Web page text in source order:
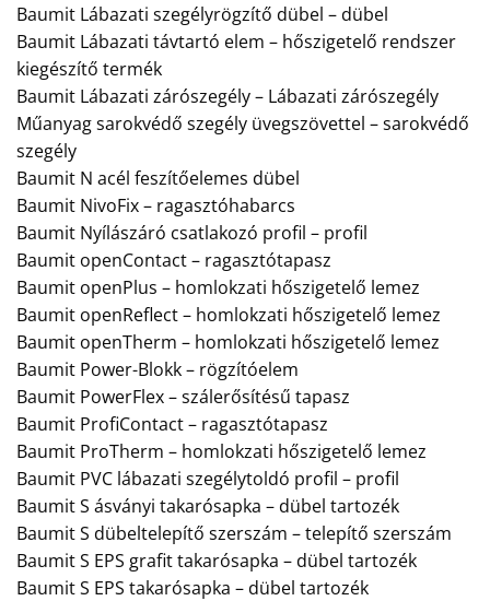
Baumit Lábazati szegélyrögzítő dübel – dübel
Baumit Lábazati távtartó elem – hőszigetelő rendszer
kiegészítő termék
Baumit Lábazati zárószegély – Lábazati zárószegély
Műanyag sarokvédő szegély üvegszövettel – sarokvédő
szegély
Baumit N acél feszítőelemes dübel
Baumit NivoFix – ragasztóhabarcs
Baumit Nyílászáró csatlakozó profil – profil
Baumit openContact – ragasztótapasz
Baumit openPlus – homlokzati hőszigetelő lemez
Baumit openReflect – homlokzati hőszigetelő lemez
Baumit openTherm – homlokzati hőszigetelő lemez
Baumit Power-Blokk – rögzítóelem
Baumit PowerFlex – szálerősítésű tapasz
Baumit ProfiContact – ragasztótapasz
Baumit ProTherm – homlokzati hőszigetelő lemez
Baumit PVC lábazati szegélytoldó profil – profil
Baumit S ásványi takarósapka – dübel tartozék
Baumit S dübeltelepítő szerszám – telepítő szerszám
Baumit S EPS grafit takarósapka – dübel tartozék
Baumit S EPS takarósapka – dübel tartozék